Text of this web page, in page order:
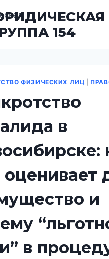
154
ФИЗИЧЕСКИХ ЛИЦ
в
оценивает
и
в